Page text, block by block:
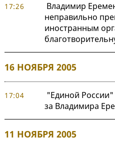
17:26
Владимир
неправильно
иностранным
16 НОЯБРЯ 2005
17:04
"Единой
за Владимира
11 НОЯБРЯ 2005